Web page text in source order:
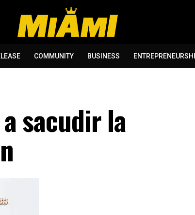
COMMUNITY BUSINESS
sacudir la